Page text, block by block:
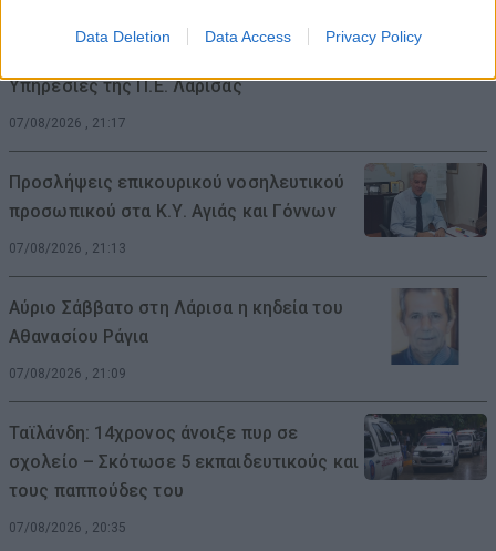
Data Deletion Data Access Privacy Policy
Γ. Καριπίδης: Να ενισχυθούν άμεσα οι
Υπηρεσίες της Π.Ε. Λάρισας
07/08/2026 , 21:17
Προσλήψεις επικουρικού νοσηλευτικού
προσωπικού στα Κ.Υ. Αγιάς και Γόννων
07/08/2026 , 21:13
Αύριο Σάββατο στη Λάρισα η κηδεία του
Αθανασίου Ράγια
07/08/2026 , 21:09
Ταϊλάνδη: 14χρονος άνοιξε πυρ σε
σχολείο – Σκότωσε 5 εκπαιδευτικούς και
τους παππούδες του
07/08/2026 , 20:35